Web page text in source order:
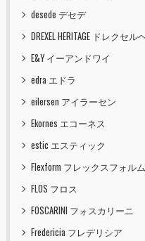
desede デセデ
DREXEL HERITAGE ドレクセ
E&Y イーアンドワイ
edra エドラ
eilersen アイラーセン
Ekornes エコーネス
estic エスティック
Flexform フレックスフォルム
FLOS フロス
FOSCARINI フォスカリーニ
Fredericia フレデリシア